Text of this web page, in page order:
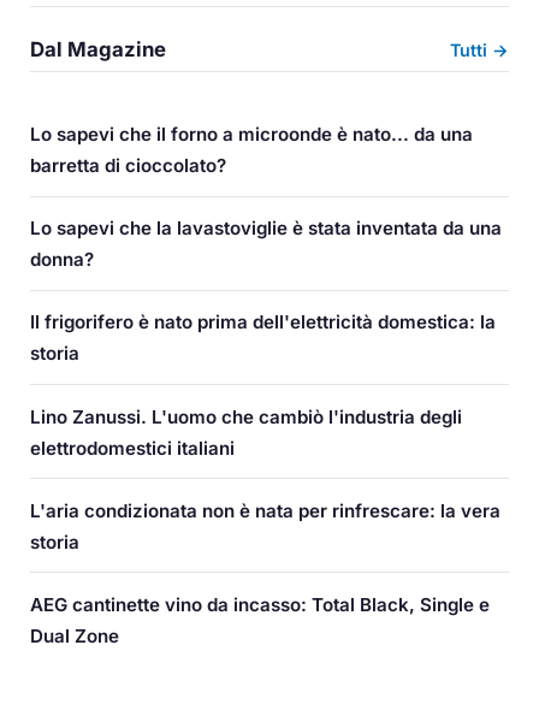
Dal Magazine Tutti →
Lo sapevi che il forno a microonde è nato... da una
barretta di cioccolato?
Lo sapevi che la lavastoviglie è stata inventata da una
donna?
Il frigorifero è nato prima dell'elettricità domestica: la
storia
Lino Zanussi. L'uomo che cambiò l'industria degli
elettrodomestici italiani
L'aria condizionata non è nata per rinfrescare: la vera
storia
AEG cantinette vino da incasso: Total Black, Single e
Dual Zone